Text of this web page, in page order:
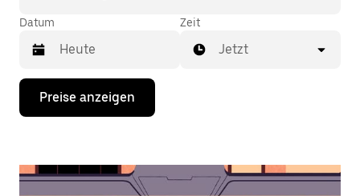
Datum
Drücke
Nach-
mit
Zeit
Jetzt
Preise anzeigen